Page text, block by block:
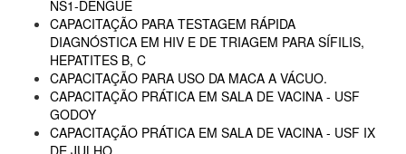
NS1-DENGUE
CAPACITAÇÃO PARA TESTAGEM RÁPIDA
DIAGNÓSTICA EM HIV E DE TRIAGEM PARA SÍFILIS,
HEPATITES B, C
CAPACITAÇÃO PARA USO DA MACA A VÁCUO.
CAPACITAÇÃO PRÁTICA EM SALA DE VACINA - USF
GODOY
CAPACITAÇÃO PRÁTICA EM SALA DE VACINA - USF IX
DE JULHO